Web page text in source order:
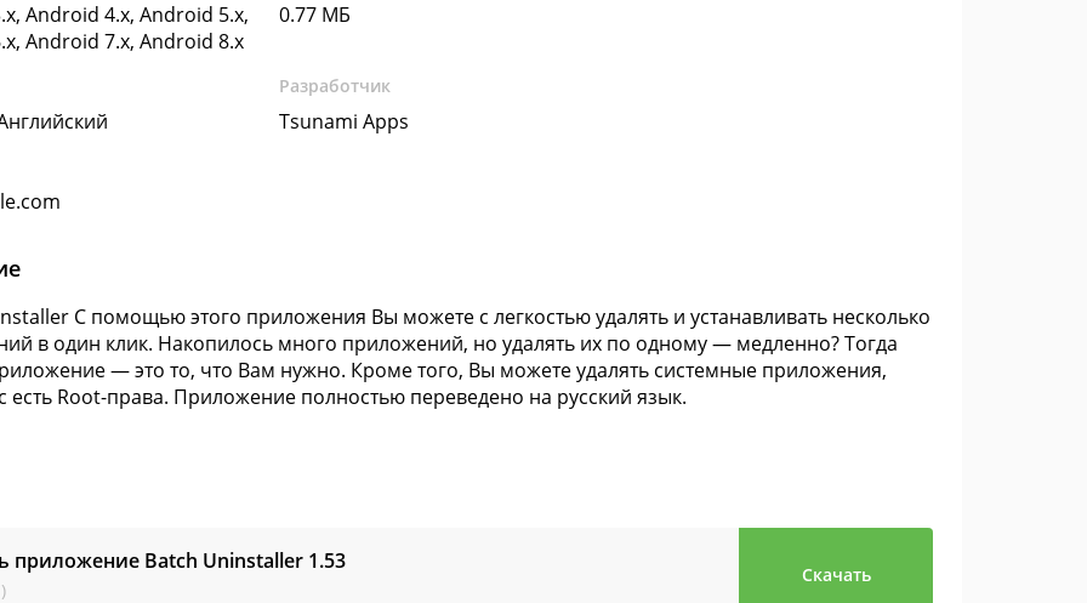
Android 4.x, Android 5.x,
Android 7.x, Android 8.x
0.77 МБ
Разработчик
Tsunami Apps
С помощью этого приложения Вы можете с легкостью удалять и устанавливать несколько
в один клик. Накопилось много приложений, но удалять их по одному — медленно? Тогда
— это то, что Вам нужно. Кроме того, Вы можете удалять системные приложения,
есть Root-права. Приложение полностью переведено на русский язык.
приложение Batch Uninstaller 1.53
Скачать